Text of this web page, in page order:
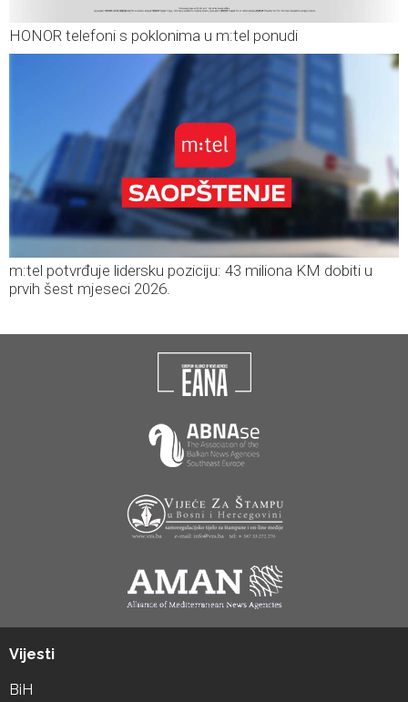
HONOR telefoni s poklonima u m:tel ponudi
m:tel potvrđuje lidersku poziciju: 43 miliona KM dobiti u
prvih šest mjeseci 2026.
Vijesti
BiH